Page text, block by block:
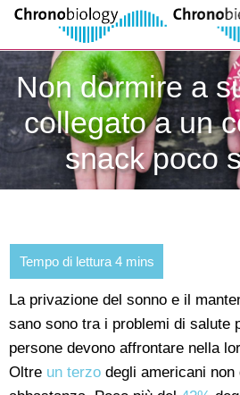
Non dormire a
collegato a un
snack poco
La privazione del sonno e il
sano sono tra i problemi di salute
persone devono affrontare nella
Oltre un terzo degli americani non